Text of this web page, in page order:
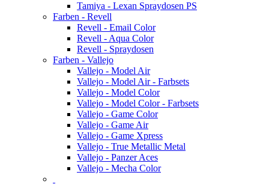
Tamiya - Lexan Spraydosen PS
Farben - Revell
Revell - Email Color
Revell - Aqua Color
Revell - Spraydosen
Farben - Vallejo
Vallejo - Model Air
Vallejo - Model Air - Farbsets
Vallejo - Model Color
Vallejo - Model Color - Farbsets
Vallejo - Game Color
Vallejo - Game Air
Vallejo - Game Xpress
Vallejo - True Metallic Metal
Vallejo - Panzer Aces
Vallejo - Mecha Color